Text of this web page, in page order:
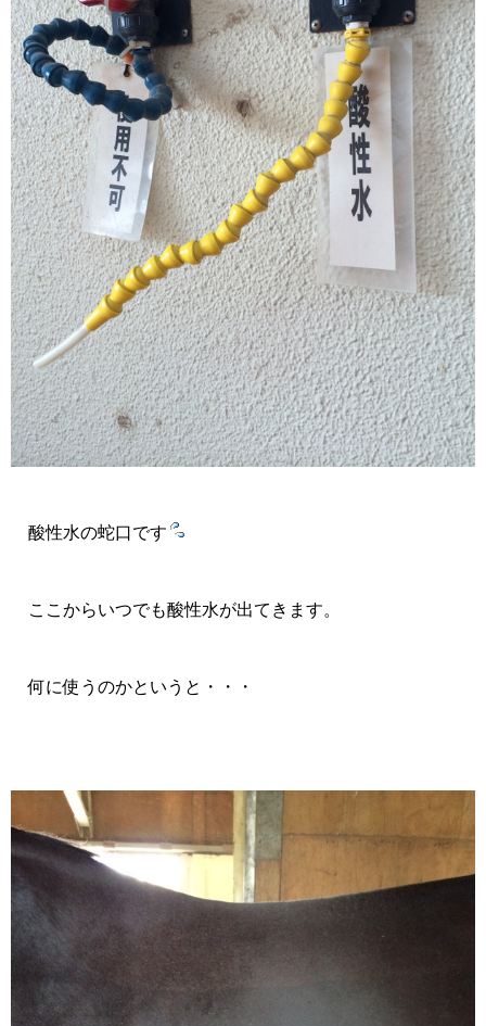
酸性水の蛇口です
ここからいつでも酸性水が出てきます。
何に使うのかというと・・・